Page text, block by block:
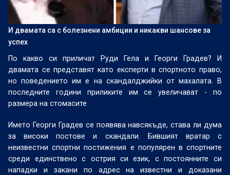
И двамата са с болезнени амбиции и никакви шансове за
успех
По какво си приличат Руди Гела и Георги Градев? И
двамата се представят като експерти в спортното право,
но поведението им е на скандалджийки от махалата. В
последните години приликите им се увеличават - по
размера на стомасите
Името Георги Градев се появява навсякъде, става ли дума
за високи постове и скандали. Бившият вратар с
неизвестни спортни постижения е популярен в спортните
среди единствено с острия си език, с постоянните си
нападки и закани по адрес на известни и доказани